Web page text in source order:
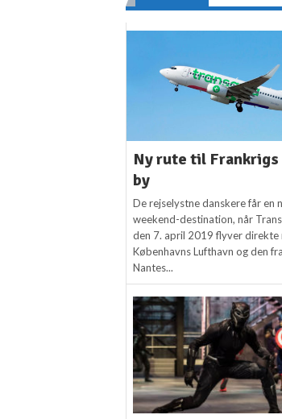
Ny rute til
by
De rejselystne danskere får en
weekend-destination, når
den 7. april 2019 flyver direkte
Københavns Lufthavn og den
Nantes...